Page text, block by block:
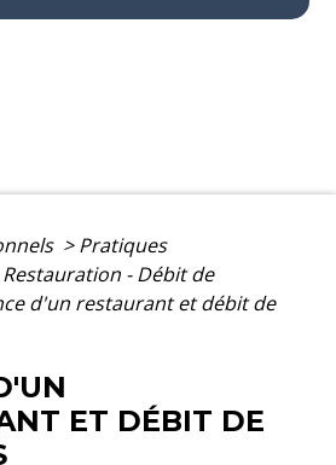
> Pratiques
Restauration - Débit de
d'un restaurant et débit de
ET DÉBIT DE